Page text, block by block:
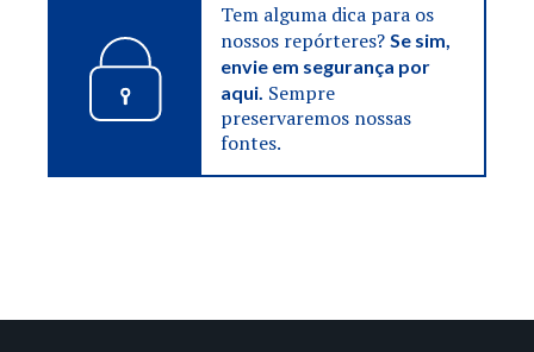
Tem alguma dica para os
nossos repórteres?Se sim,
envie em segurança por
aqui. Sempre
preservaremos nossas
fontes.